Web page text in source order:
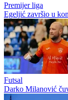
Premijer liga
Egeljić završio u
Futsal
Darko Milanović